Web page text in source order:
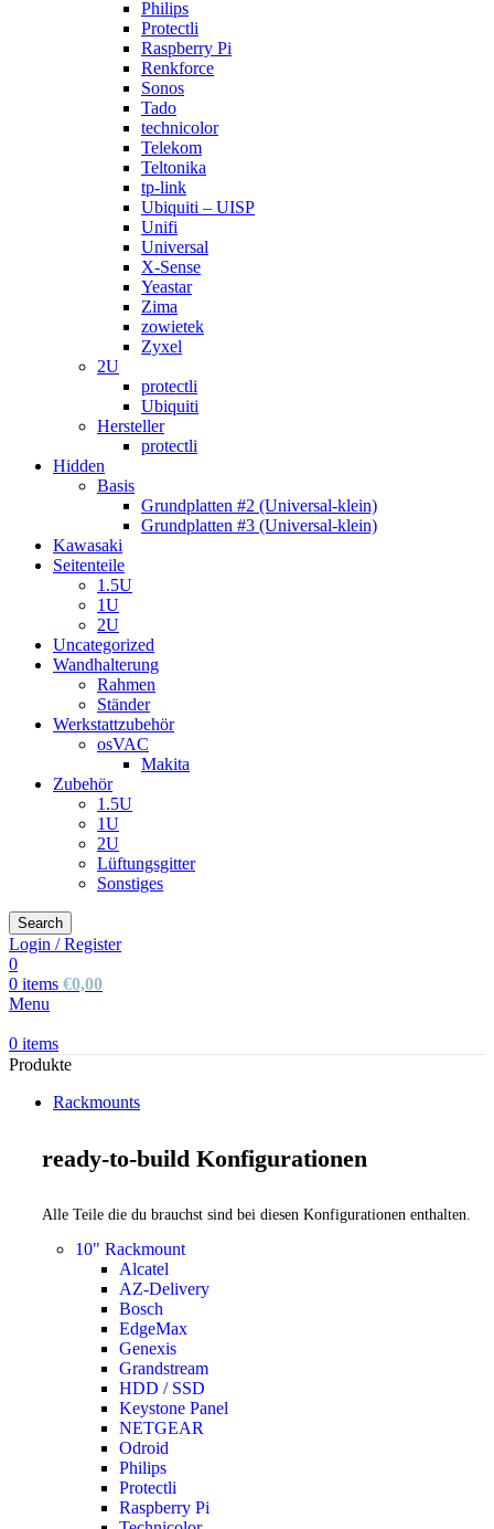
Philips
Protectli
Raspberry Pi
Renkforce
Sonos
Tado
technicolor
Telekom
Teltonika
tp-link
Ubiquiti – UISP
Unifi
Universal
X-Sense
Yeastar
Zima
zowietek
Zyxel
2U
protectli
Ubiquiti
Hersteller
protectli
Hidden
Basis
Grundplatten #2 (Universal-klein)
Grundplatten #3 (Universal-klein)
Kawasaki
Seitenteile
1.5U
1U
2U
Uncategorized
Wandhalterung
Rahmen
Ständer
Werkstattzubehör
osVAC
Makita
Zubehör
1.5U
1U
2U
Lüftungsgitter
Sonstiges
Search
Login / Register
0
0 items €0,00
Menu
0 items
Produkte
Rackmounts
ready-to-build Konfigurationen
Alle Teile die du brauchst sind bei diesen Konfigurationen enthalten.
10" Rackmount
Alcatel
AZ-Delivery
Bosch
EdgeMax
Genexis
Grandstream
HDD / SSD
Keystone Panel
NETGEAR
Odroid
Philips
Protectli
Raspberry Pi